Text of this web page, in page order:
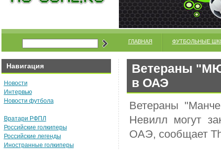
ГЛАВНАЯ ФУТБОЛЬНЫЕ
Навигация
Новости
Интервью
Новости футбола
Вратари РФПЛ
Российские голкиперы
Российские легенды
Иностранные голкиперы
Ветераны
в ОАЭ
Ветераны
Невилл могут
ОАЭ, сообщает